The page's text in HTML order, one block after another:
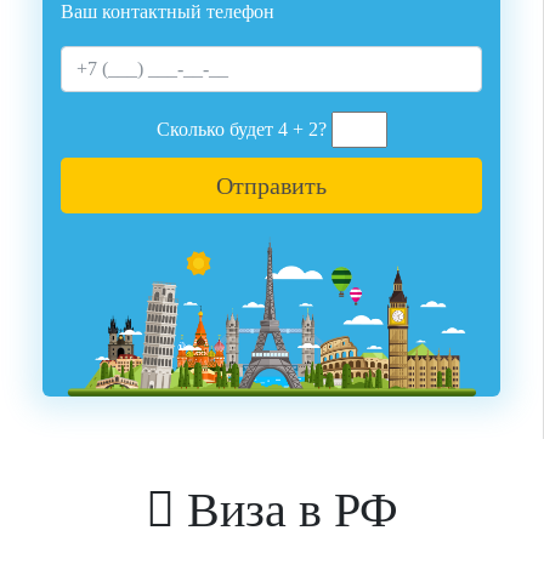
Ваш контактный телефон
Сколько будет 4 + 2?
Виза в РФ